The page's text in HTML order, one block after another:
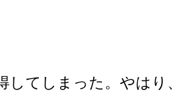
してしまった。やはり